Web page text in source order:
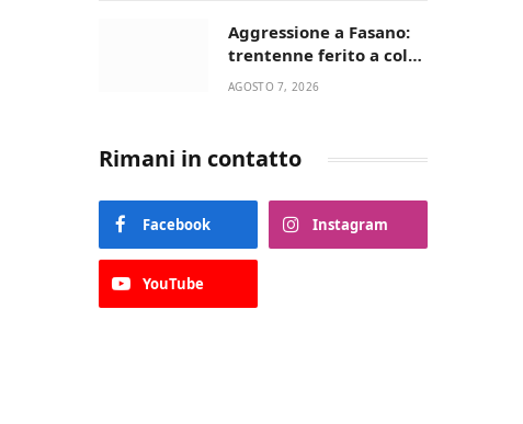
Aggressione a Fasano:
trentenne ferito a colpi
di pistola in casa
AGOSTO 7, 2026
Rimani in contatto
Facebook Instagram
YouTube